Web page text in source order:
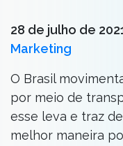
28 de julho de
Marketing
O Brasil
por meio de
esse leva e traz
melhor maneira